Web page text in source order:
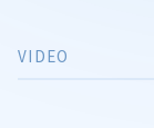
VIDEO